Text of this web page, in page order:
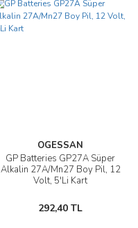
OGESSAN
GP Batteries GP27A Süper
Alkalin 27A/Mn27 Boy Pil, 12
Volt, 5'Li Kart
292,40 TL